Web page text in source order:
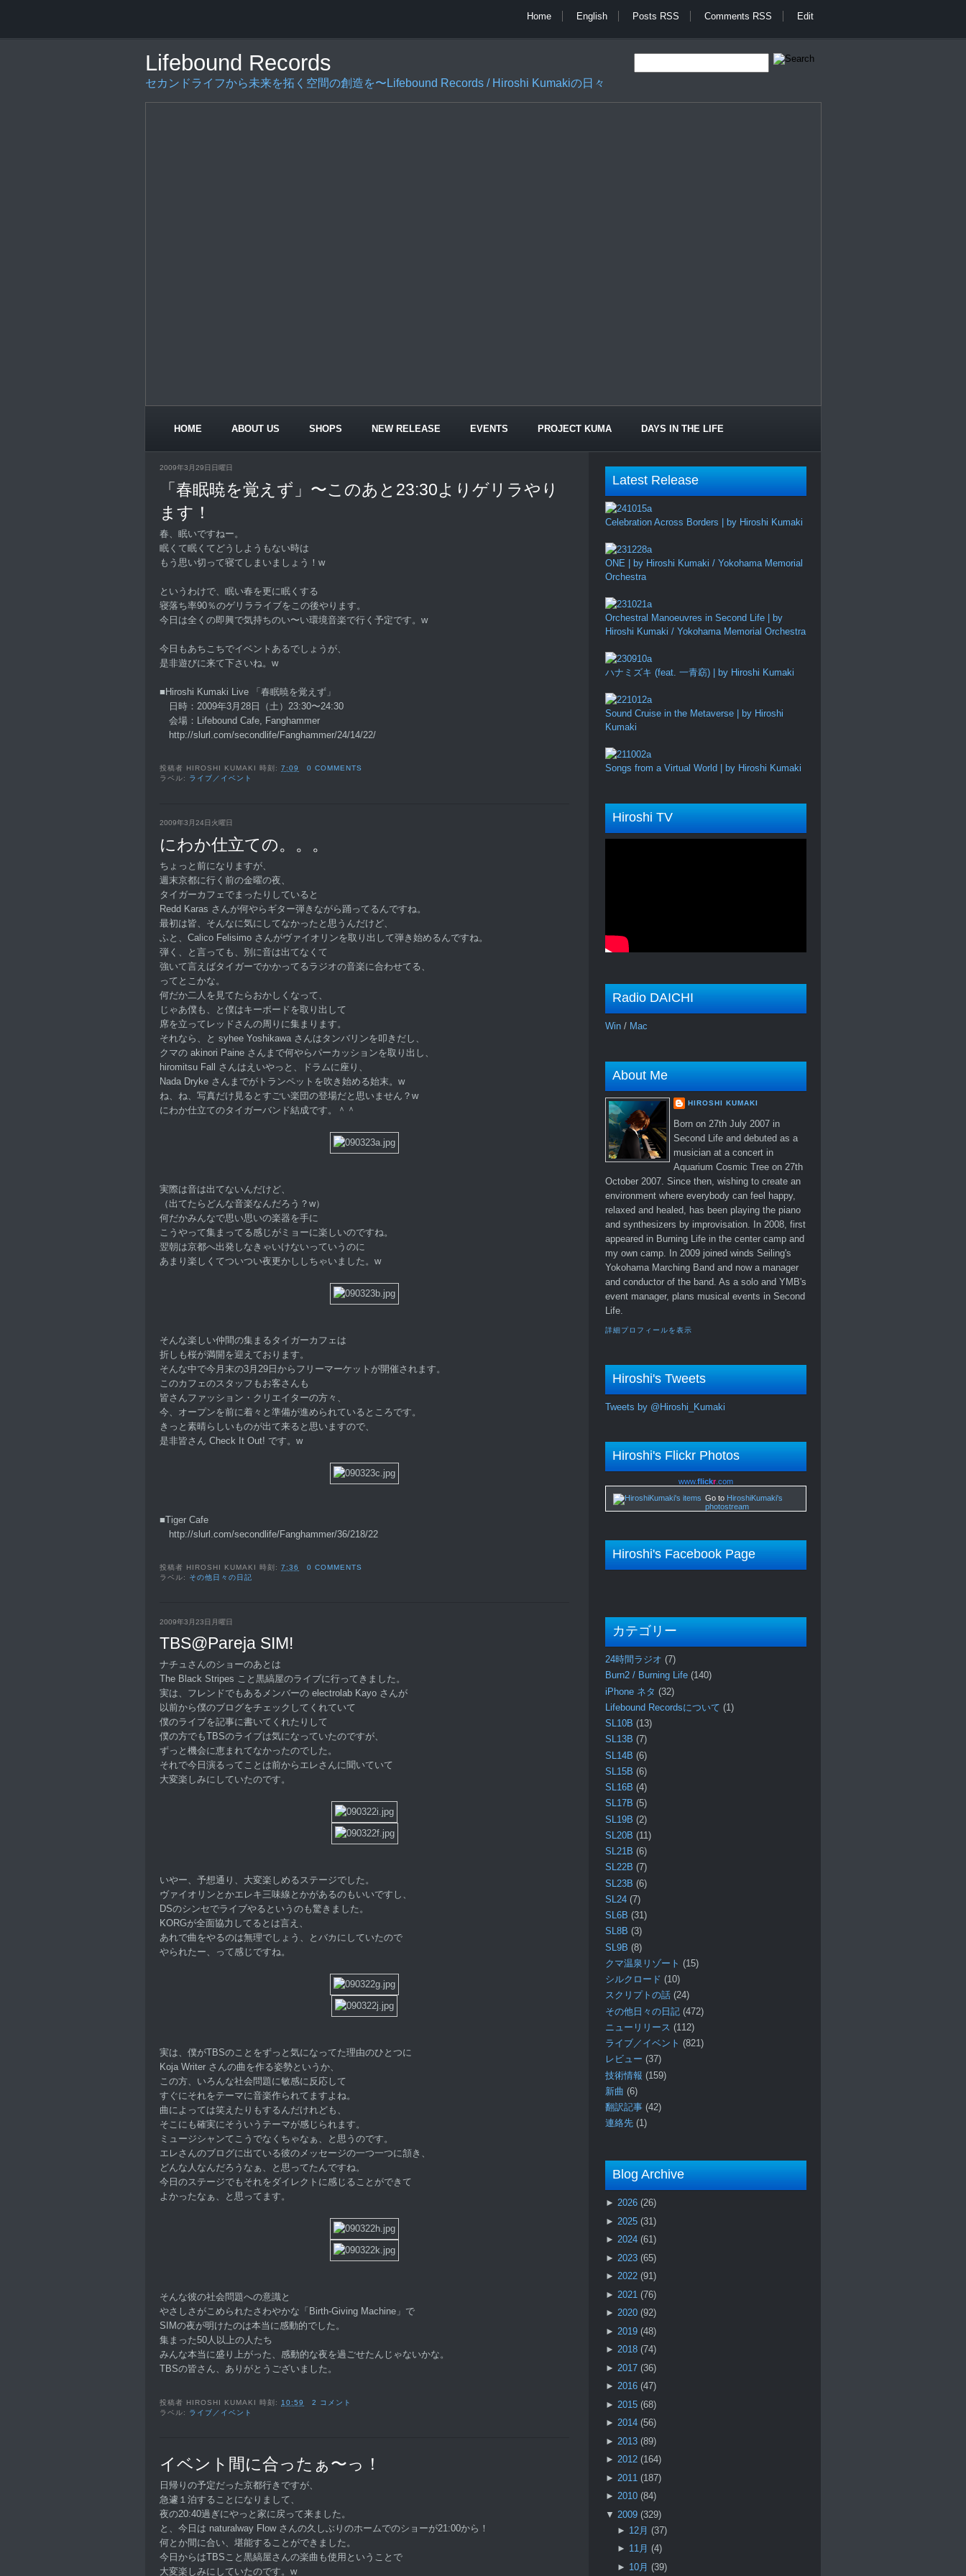
Home English Posts RSS Comments RSS Edit
Lifebound Records
セカンドライフから未来を拓く空間の創造を〜Lifebound Records / Hiroshi Kumakiの日々
HOME ABOUT US SHOPS NEW RELEASE EVENTS PROJECT KUMA DAYS IN THE LIFE
2009年3月29日日曜日
「春眠暁を覚えず」〜このあと23:30よりゲリラやり
ます！
春、眠いですねー。
眠くて眠くてどうしようもない時は
もう思い切って寝てしまいましょう！w
というわけで、眠い春を更に眠くする
寝落ち率90％のゲリラライブをこの後やります。
今日は全くの即興で気持ちのい〜い環境音楽で行く予定です。w
今日もあちこちでイベントあるでしょうが、
是非遊びに来て下さいね。w
■Hiroshi Kumaki Live 「春眠暁を覚えず」
日時：2009年3月28日（土）23:30〜24:30
会場：Lifebound Cafe, Fanghammer
http://slurl.com/secondlife/Fanghammer/24/14/22/
投稿者 HIROSHI KUMAKI 時刻:7:09
0 COMMENTS
ラベル: ライブ／イベント
2009年3月24日火曜日
にわか仕立ての。。。
ちょっと前になりますが、
週末京都に行く前の金曜の夜、
タイガーカフェでまったりしていると
Redd Karas さんが何やらギター弾きながら踊ってるんですね。
最初は皆、そんなに気にしてなかったと思うんだけど、
ふと、Calico Felisimo さんがヴァイオリンを取り出して弾き始めるんですね。
弾く、と言っても、別に音は出てなくて
強いて言えばタイガーでかかってるラジオの音楽に合わせてる、
ってとこかな。
何だか二人を見てたらおかしくなって、
じゃあ僕も、と僕はキーボードを取り出して
席を立ってレッドさんの周りに集まります。
それなら、と syhee Yoshikawa さんはタンバリンを叩きだし、
クマの akinori Paine さんまで何やらパーカッションを取り出し、
hiromitsu Fall さんはえいやっと、ドラムに座り、
Nada Dryke さんまでがトランペットを吹き始める始末。w
ね、ね、写真だけ見るとすごい楽団の登場だと思いません？w
にわか仕立てのタイガーバンド結成です。＾＾
実際は音は出てないんだけど、
（出てたらどんな音楽なんだろう？w）
何だかみんなで思い思いの楽器を手に
こうやって集まってる感じがミョーに楽しいのですね。
翌朝は京都へ出発しなきゃいけないっていうのに
あまり楽しくてついつい夜更かししちゃいました。w
そんな楽しい仲間の集まるタイガーカフェは
折しも桜が満開を迎えております。
そんな中で今月末の3月29日からフリーマーケットが開催されます。
このカフェのスタッフもお客さんも
皆さんファッション・クリエイターの方々、
今、オープンを前に着々と準備が進められているところです。
きっと素晴らしいものが出て来ると思いますので、
是非皆さん Check It Out! です。w
■Tiger Cafe
http://slurl.com/secondlife/Fanghammer/36/218/22
投稿者 HIROSHI KUMAKI 時刻:7:36
0 COMMENTS
ラベル: その他日々の日記
2009年3月23日月曜日
TBS@Pareja SIM!
ナチュさんのショーのあとは
The Black Stripes こと黒縞屋のライブに行ってきました。
実は、フレンドでもあるメンバーの electrolab Kayo さんが
以前から僕のブログをチェックしてくれていて
僕のライブを記事に書いてくれたりして
僕の方でもTBSのライブは気になっていたのですが、
ずっと機会に恵まれてなかったのでした。
それで今日演るってことは前からエレさんに聞いていて
大変楽しみにしていたのです。
いやー、予想通り、大変楽しめるステージでした。
ヴァイオリンとかエレキ三味線とかがあるのもいいですし、
DSのシンセでライブやるというのも驚きました。
KORGが全面協力してるとは言え、
あれで曲をやるのは無理でしょう、とバカにしていたので
やられたー、って感じですね。
実は、僕がTBSのことをずっと気になってた理由のひとつに
Koja Writer さんの曲を作る姿勢というか、
この方、いろんな社会問題に敏感に反応して
すぐにそれをテーマに音楽作られてますよね。
曲によっては笑えたりもするんだけれども、
そこにも確実にそういうテーマが感じられます。
ミュージシャンてこうでなくちゃなぁ、と思うのです。
エレさんのブログに出ている彼のメッセージの一つ一つに頷き、
どんな人なんだろうなぁ、と思ってたんですね。
今日のステージでもそれをダイレクトに感じることができて
よかったなぁ、と思ってます。
そんな彼の社会問題への意識と
やさしさがこめられたさわやかな「Birth-Giving Machine」で
SIMの夜が明けたのは本当に感動的でした。
集まった50人以上の人たち
みんな本当に盛り上がった、感動的な夜を過ごせたんじゃないかな。
TBSの皆さん、ありがとうございました。
投稿者 HIROSHI KUMAKI 時刻: 10:59
2 コメント
ラベル: ライブ／イベント
イベント間に合ったぁ〜っ！
日帰りの予定だった京都行きですが、
急遽１泊することになりまして、
夜の20:40過ぎにやっと家に戻って来ました。
と、今日は naturalway Flow さんの久しぶりのホームでのショーが21:00から！
何とか間に合い、堪能することができました。
今日からはTBSこと黒縞屋さんの楽曲も使用ということで
大変楽しみにしていたのです。w
Latest Release
Celebration Across Borders | by Hiroshi Kumaki
ONE | by Hiroshi Kumaki / Yokohama Memorial
Orchestra
Orchestral Manoeuvres in Second Life | by
Hiroshi Kumaki / Yokohama Memorial Orchestra
ハナミズキ (feat. 一青窈) | by Hiroshi Kumaki
Sound Cruise in the Metaverse | by Hiroshi
Kumaki
Songs from a Virtual World | by Hiroshi Kumaki
Hiroshi TV
Radio DAICHI
Win / Mac
About Me
HIROSHI KUMAKI
Born on 27th July 2007 in
Second Life and debuted as a
musician at a concert in
Aquarium Cosmic Tree on 27th
October 2007. Since then, wishing to create an
environment where everybody can feel happy,
relaxed and healed, has been playing the piano
and synthesizers by improvisation. In 2008, first
appeared in Burning Life in the center camp and
my own camp. In 2009 joined winds Seiling's
Yokohama Marching Band and now a manager
and conductor of the band. As a solo and YMB's
event manager, plans musical events in Second
Life.
詳細プロフィールを表示
Hiroshi's Tweets
Tweets by @Hiroshi_Kumaki
Hiroshi's Flickr Photos
www.flickr .com
Go to HiroshiKumaki's
photostream
Hiroshi's Facebook Page
カテゴリー
24時間ラジオ (7)
Burn2 / Burning Life (140)
iPhone ネタ (32)
Lifebound Recordsについて (1)
SL10B (13)
SL13B (7)
SL14B (6)
SL15B (6)
SL16B (4)
SL17B (5)
SL19B (2)
SL20B (11)
SL21B (6)
SL22B (7)
SL23B (6)
SL24 (7)
SL6B (31)
SL8B (3)
SL9B (8)
クマ温泉リゾート (15)
シルクロード (10)
スクリプトの話 (24)
その他日々の日記 (472)
ニューリリース (112)
ライブ／イベント (821)
レビュー (37)
技術情報 (159)
新曲 (6)
翻訳記事 (42)
連絡先 (1)
Blog Archive
► 2026 (26)
► 2025 (31)
► 2024 (61)
► 2023 (65)
► 2022 (91)
► 2021 (76)
► 2020 (92)
► 2019 (48)
► 2018 (74)
► 2017 (36)
► 2016 (47)
► 2015 (68)
► 2014 (56)
► 2013 (89)
► 2012 (164)
► 2011 (187)
► 2010 (84)
▼ 2009 (329)
► 12月 (37)
► 11月 (4)
► 10月 (39)